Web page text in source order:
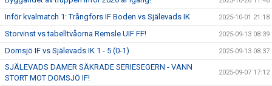
Inför kvalmatch 1: Trångfors IF Boden vs Själevads IK 2025-10-01 21:18
Storvinst vs tabelltvåorna Remsle UIF FF! 2025-09-13 08:39
Domsjö IF vs Själevads IK 1 - 5 (0-1) 2025-09-13 08:37
SJÄLEVADS DAMER SÄKRADE SERIESEGERN - VANN
STORT MOT DOMSJÖ IF!
2025-09-07 17:12